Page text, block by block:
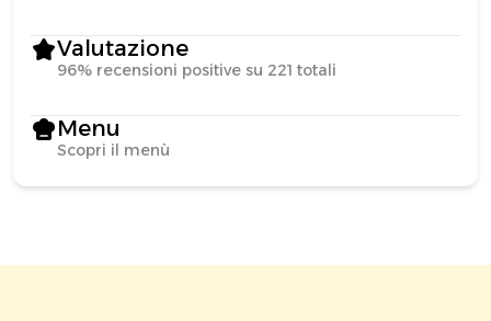
Valutazione
96% recensioni positive su 221 totali
Menu
Scopri il menù